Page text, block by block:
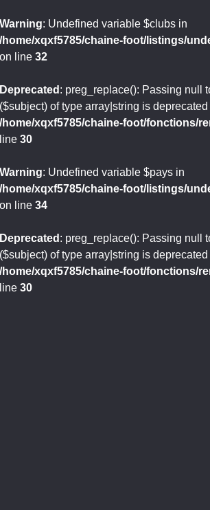
Warning: Undefined variable $clubs in
/home/xqxf5785/chaine-foot/listings/
on line 32
Deprecated : preg_replace(): Passing null
($subject) of type array|string is deprecated
/home/xqxf5785/chaine-foot/fonctions/
line 30
Warning: Undefined variable $pays in
/home/xqxf5785/chaine-foot/listings/
on line 34
Deprecated : preg_replace(): Passing null
($subject) of type array|string is deprecated
/home/xqxf5785/chaine-foot/fonctions/
line 30